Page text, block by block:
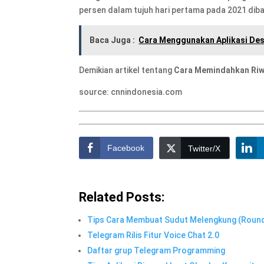
persen dalam tujuh hari pertama pada 2021
Baca Juga : Cara Menggunakan Aplikasi
Demikian artikel tentang Cara Memindahkan
source: cnnindonesia.com
Facebook Twitter/X
Related Posts:
Tips Cara Membuat Sudut Melengkung
Telegram Rilis Fitur Voice Chat 2.0
Daftar grup Telegram Programming